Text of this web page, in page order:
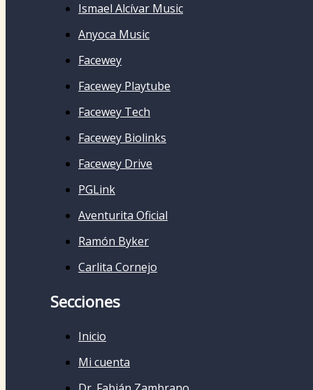
Ismael Alcívar Music
Anyoca Music
Facewey
Facewey Playtube
Facewey Tech
Facewey Biolinks
Facewey Drive
PGLink
Aventurita Oficial
Ramón Byker
Carlita Cornejo
Secciones
Inicio
Mi cuenta